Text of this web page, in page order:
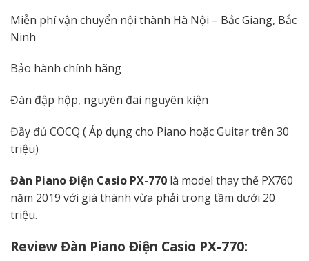
Miễn phí vận chuyển nội thành Hà Nội – Bắc Giang, Bắc
Ninh
Bảo hành chính hãng
Đàn đập hộp, nguyên đai nguyên kiện
Đầy đủ COCQ ( Áp dụng cho Piano hoặc Guitar trên 30
triệu)
Đàn Piano Điện Casio PX-770 là model thay thế PX760
năm 2019 với giá thành vừa phải trong tầm dưới 20
triệu.
Review Đàn Piano Điện Casio PX-770: